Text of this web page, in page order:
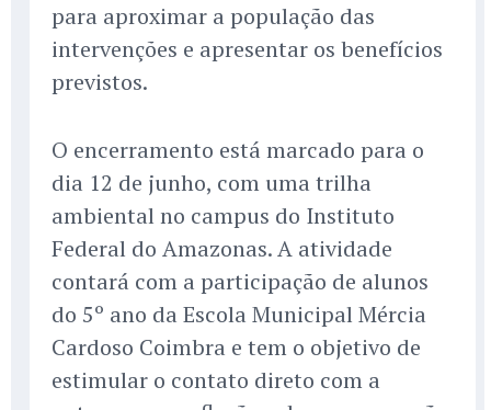
para aproximar a população das
intervenções e apresentar os benefícios
previstos.
O encerramento está marcado para o
dia 12 de junho, com uma trilha
ambiental no campus do Instituto
Federal do Amazonas. A atividade
contará com a participação de alunos
do 5º ano da Escola Municipal Mércia
Cardoso Coimbra e tem o objetivo de
estimular o contato direto com a